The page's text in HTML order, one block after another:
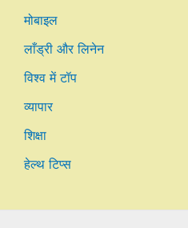
मोबाइल
लाँड्री और लिनेन
विश्व में टॉप
व्यापार
शिक्षा
हेल्थ टिप्स